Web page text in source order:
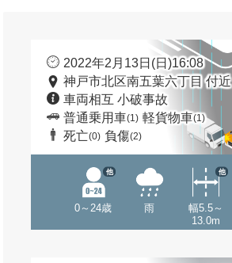
2022年2月13日(日)16:08
神戸市北区南五葉六丁目 付近
車両相互 小破事故
普通乗用車(1) 軽貨物車(1)
死亡(0) 負傷(2)
0～24歳
他
雨
幅5.5～
13.0m
他